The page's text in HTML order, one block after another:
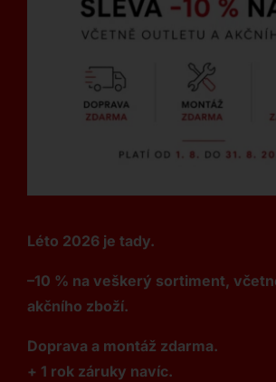
Léto 2026 je tady.
–10 % na veškerý sortiment,
akčního zboží.
Doprava a montáž zdarma.
+ 1 rok záruky navíc.